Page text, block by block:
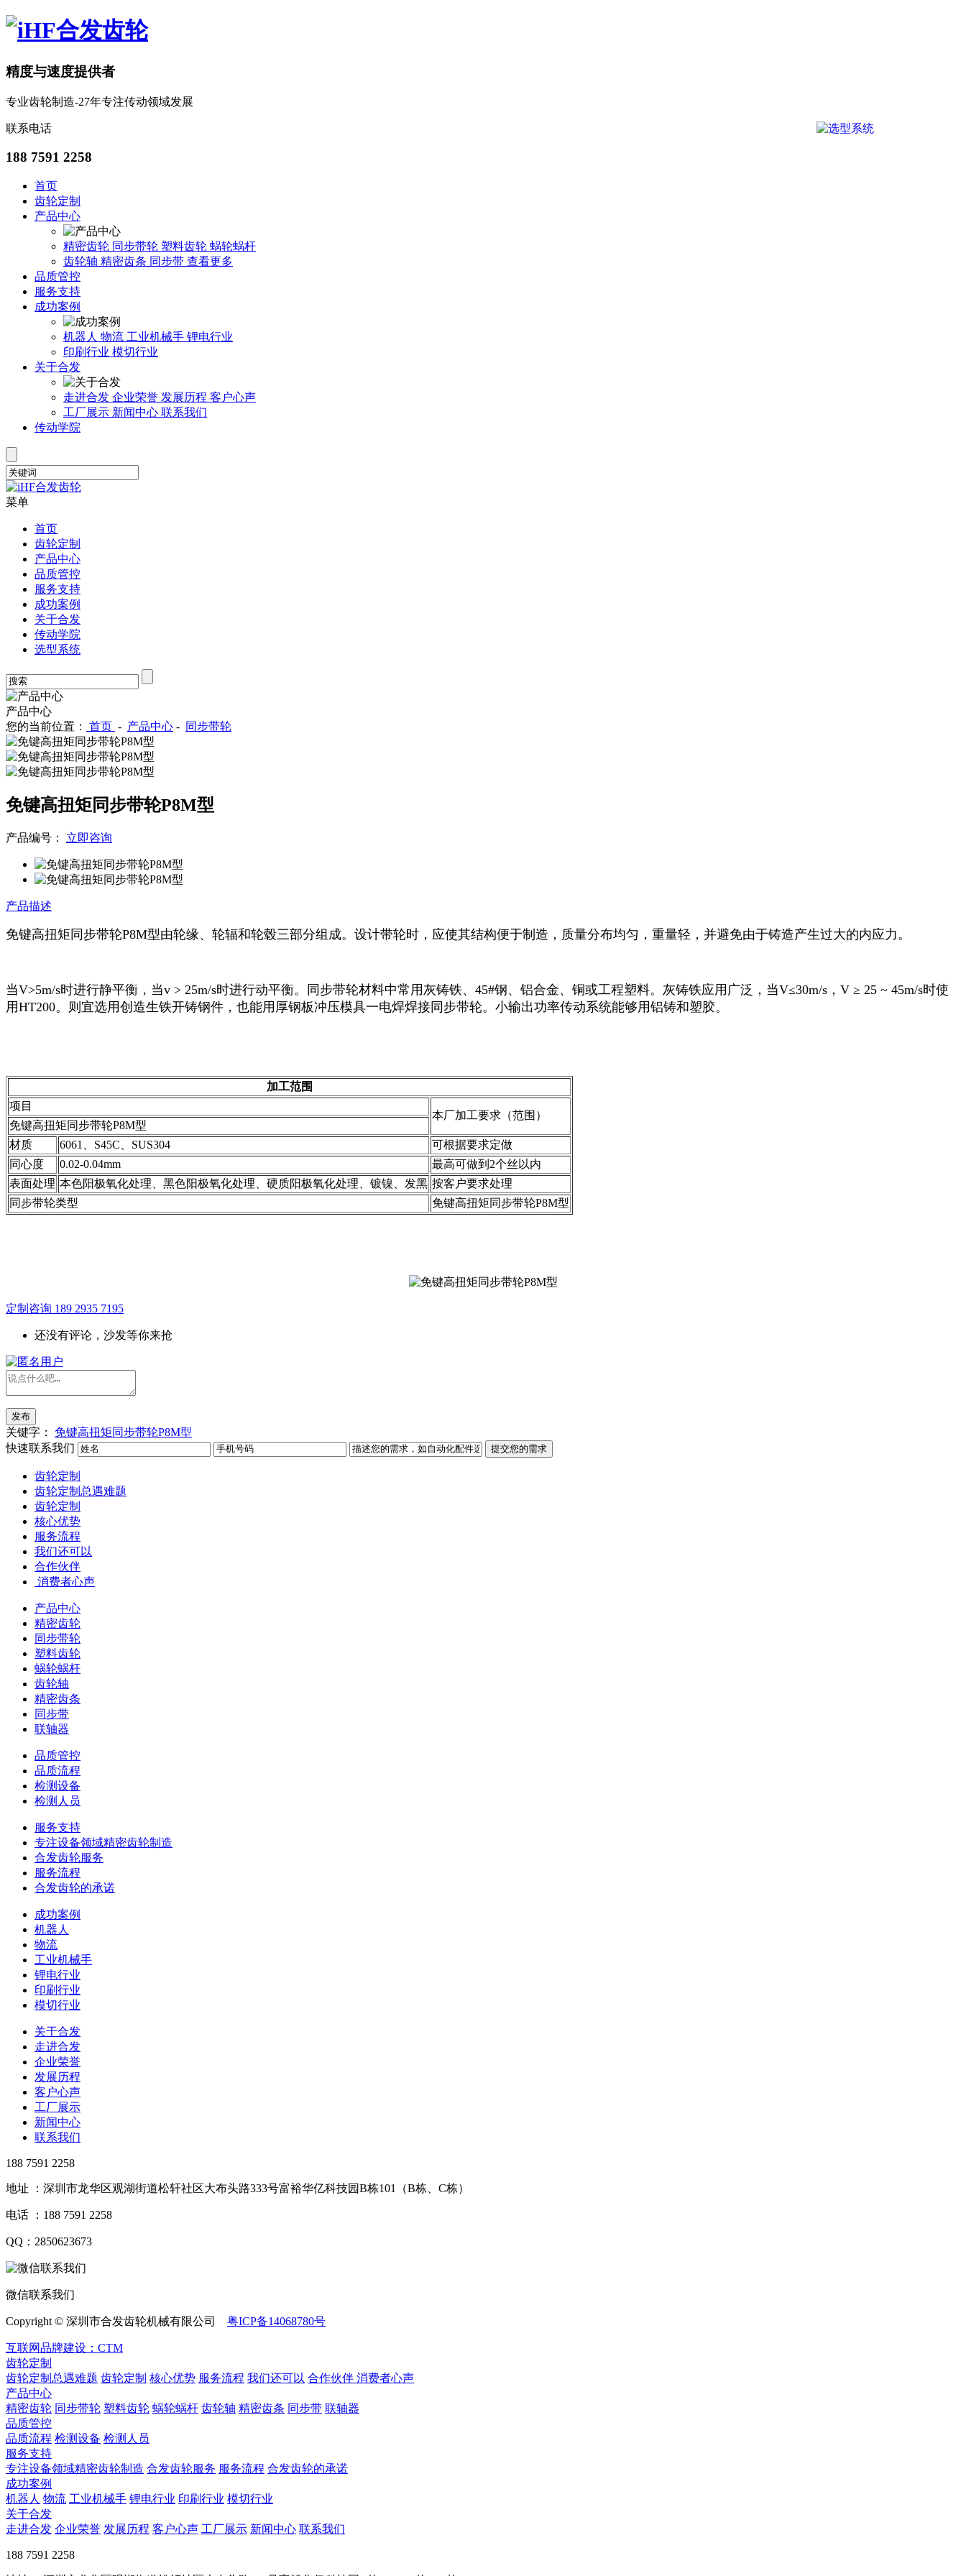
精度与速度提供者
专业齿轮制造-27年专注传动领域发展
联系电话
188 7591 2258
首页
齿轮定制
产品中心
精密齿轮 同步带轮 塑料齿轮 蜗轮蜗杆
齿轮轴 精密齿条 同步带 查看更多
品质管控
服务支持
成功案例
机器人 物流 工业机械手 锂电行业
印刷行业 模切行业
关于合发
走进合发 企业荣誉 发展历程 客户心声
工厂展示 新闻中心 联系我们
传动学院
菜单
首页
齿轮定制
产品中心
品质管控
服务支持
成功案例
关于合发
传动学院
选型系统
产品中心
您的当前位置：
首页 - 产品中心 - 同步带轮
免键高扭矩同步带轮P8M型
产品编号： 立即咨询
产品描述
免键高扭矩同步带轮P8M型由轮缘、轮辐和轮毂三部分组成。设计带轮时，应使其结构便于制造，质量分布均匀，重量轻，并避免由于铸造产生过大的内应力。
当V>5m/s时进行静平衡，当v > 25m/s时进行动平衡。同步带轮材料中常用灰铸铁、45#钢、铝合金、铜或工程塑料。灰铸铁应用广泛，当V≤30m/s，V ≥ 25 ~ 45m/s时使
用HT200。则宜选用创造生铁开铸钢件，也能用厚钢板冲压模具一电焊焊接同步带轮。小输出功率传动系统能够用铝铸和塑胶。
加工范围
项目
本厂加工要求（范围）
免键高扭矩同步带轮P8M型
材质
6061、S45C、SUS304
可根据要求定做
同心度
0.02-0.04mm
最高可做到2个丝以内
表面处理 本色阳极氧化处理、黑色阳极氧化处理、硬质阳极氧化处理、镀镍、发黑 按客户要求处理
同步带轮类型
免键高扭矩同步带轮P8M型
定制咨询 189 2935 7195
还没有评论，沙发等你来抢
发布
关键字：
免键高扭矩同步带轮P8M型
快速联系我们
提交您的需求
齿轮定制
齿轮定制总遇难题
齿轮定制
核心优势
服务流程
我们还可以
合作伙伴
​ 消费者心声
产品中心
精密齿轮
同步带轮
塑料齿轮
蜗轮蜗杆
齿轮轴
精密齿条
同步带
联轴器
品质管控
品质流程
检测设备
检测人员
服务支持
专注设备领域精密齿轮制造
合发齿轮服务
服务流程
合发齿轮的承诺
成功案例
机器人
物流
工业机械手
锂电行业
印刷行业
模切行业
关于合发
走进合发
企业荣誉
发展历程
客户心声
工厂展示
新闻中心
联系我们
188 7591 2258
地址 ：深圳市龙华区观湖街道松轩社区大布头路333号富裕华亿科技园B栋101（B栋、C栋）
电话 ：188 7591 2258
QQ：2850623673
微信联系我们
Copyright © 深圳市合发齿轮机械有限公司 粤ICP备14068780号
互联网品牌建设：CTM
齿轮定制
齿轮定制总遇难题 齿轮定制 核心优势 服务流程 我们还可以 合作伙伴 ​ 消费者心声
产品中心
精密齿轮 同步带轮 塑料齿轮 蜗轮蜗杆 齿轮轴 精密齿条 同步带 联轴器
品质管控
品质流程 检测设备 检测人员
服务支持
专注设备领域精密齿轮制造 合发齿轮服务 服务流程 合发齿轮的承诺
成功案例
机器人 物流 工业机械手 锂电行业 印刷行业 模切行业
关于合发
走进合发 企业荣誉 发展历程 客户心声 工厂展示 新闻中心 联系我们
188 7591 2258